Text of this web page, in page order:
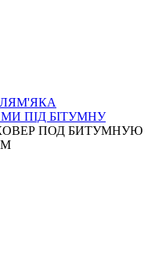
М'ЯКА
ПІД БІТУМНУ
ПОД БИТУМНУЮ